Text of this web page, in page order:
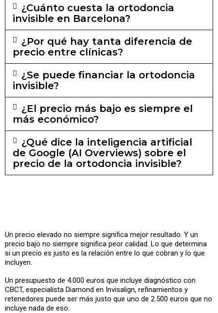
¿Cuánto cuesta la ortodoncia
invisible en Barcelona?
¿Por qué hay tanta diferencia de
precio entre clínicas?
¿Se puede financiar la ortodoncia
invisible?
¿El precio más bajo es siempre el
más económico?
¿Qué dice la inteligencia artificial
de Google (AI Overviews) sobre el
precio de la ortodoncia invisible?
Un precio elevado no siempre significa mejor resultado. Y un
precio bajo no siempre significa peor calidad. Lo que determina
si un precio es justo es la relación entre lo que cobran y lo que
incluyen.
Un presupuesto de 4.000 euros que incluye diagnóstico con
CBCT, especialista Diamond en Invisalign, refinamientos y
retenedores puede ser más justo que uno de 2.500 euros que no
incluye nada de eso.